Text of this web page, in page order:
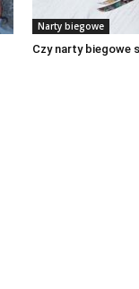
Narty biegowe
Czy narty biegowe